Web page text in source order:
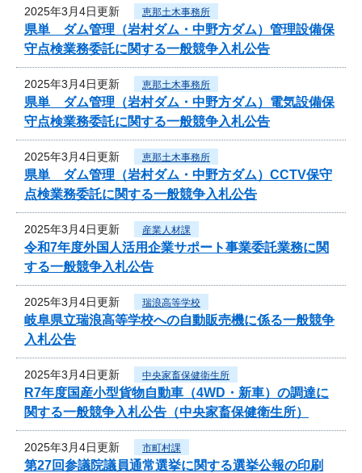
2025年3月4日更新 恵那土木事務所
県単 ダム管理（岩村ダム・中野方ダム）管理設備保
守点検業務委託に関する一般競争入札公告
2025年3月4日更新 恵那土木事務所
県単 ダム管理（岩村ダム・中野方ダム）電気設備保
守点検業務委託に関する一般競争入札公告
2025年3月4日更新 恵那土木事務所
県単 ダム管理（岩村ダム・中野方ダム）CCTV保守
点検業務委託に関する一般競争入札公告
2025年3月4日更新 産業人材課
令和7年度外国人活用企業サポート事業委託業務に関
する一般競争入札公告
2025年3月4日更新 瑞浪高等学校
岐阜県立瑞浪高等学校への自動販売機に係る一般競争
入札公告
2025年3月4日更新 中央家畜保健衛生所
R7年度国産小型貨物自動車（4WD・新車）の調達に
関する一般競争入札公告（中央家畜保健衛生所）
2025年3月4日更新 市町村課
第27回参議院議員通常選挙に関する選挙公報の印刷